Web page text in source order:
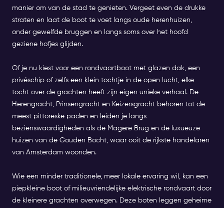
manier om van de stad te genieten. Vergeet even de drukke
straten en laat de boot te voet langs oude herenhuizen,
onder gewelfde bruggen en langs soms over het hoofd
geziene hofjes glijden.
Of je nu kiest voor een rondvaartboot met glazen dak, een
privéschip of zelfs een klein tochtje in de open lucht, elke
tocht over de grachten heeft zijn eigen unieke verhaal. De
Herengracht, Prinsengracht en Keizersgracht behoren tot de
meest pittoreske paden en leiden je langs
bezienswaardigheden als de Magere Brug en de luxueuze
huizen van de Gouden Bocht, waar ooit de rijkste handelaren
van Amsterdam woonden.
Wie een minder traditionele, meer lokale ervaring wil, kan een
piepkleine boot of milieuvriendelijke elektrische rondvaart door
de kleinere grachten overwegen. Deze boten leggen geheime